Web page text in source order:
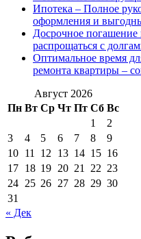
Ипотека – Полное
оформления и
Досрочное
распрощаться с
Оптимальное время
ремонта квартиры –
Август 2026
Пн Вт Ср Чт Пт Сб Вс
1
2
3
4 5 6 7 8
9
10 11 12 13 14 15 16
17 18 19 20 21 22 23
24 25 26 27 28 29 30
31
« Дек